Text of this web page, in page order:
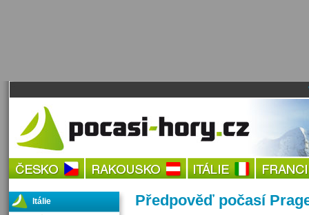
Předpověď počasí
Itálie